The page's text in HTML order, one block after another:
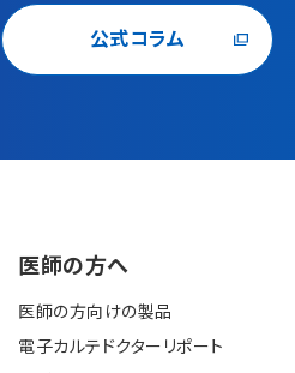
公式コラム
医師の⽅へ
医師の方向けの製品
電⼦カルテドクターリポート